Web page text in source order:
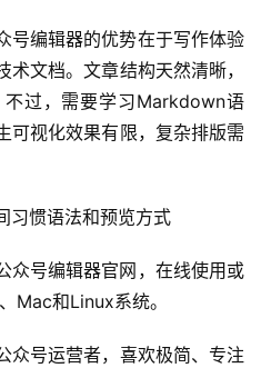
号编辑器的优势在于写作体验
文档。文章结构天然清晰，
过，需要学习Markdown语
可视化效果有限，复杂排版需
习惯语法和预览方式
众号编辑器官网，在线使用或
Mac和Linux系统。
众号运营者，喜欢极简、专注